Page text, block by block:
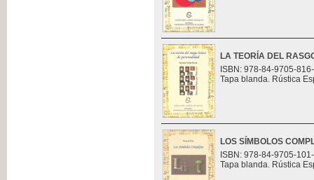
LA TEORÍA DEL
ISBN: 978-84-9705-
Tapa blanda. Rústica
LOS SÍMBOLOS
ISBN: 978-84-9705-
Tapa blanda. Rústica